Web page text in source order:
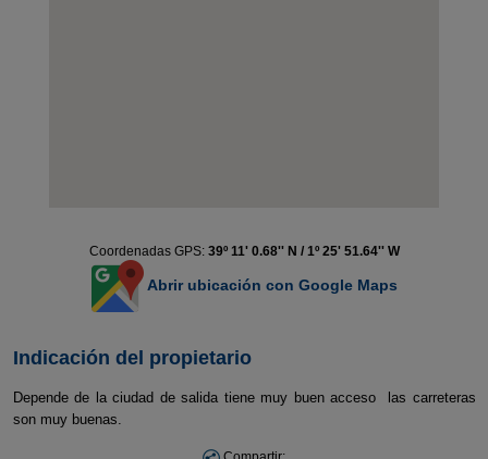
Coordenadas GPS: 39º 11' 0.68'' N / 1º 25' 51.64'' W
Abrir ubicación con Google Maps
Indicación del propietario
Depende de la ciudad de salida tiene muy buen acceso las carreteras
son muy buenas.